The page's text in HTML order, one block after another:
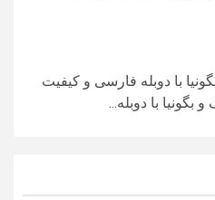
با دوبله فارسی و کیفیت